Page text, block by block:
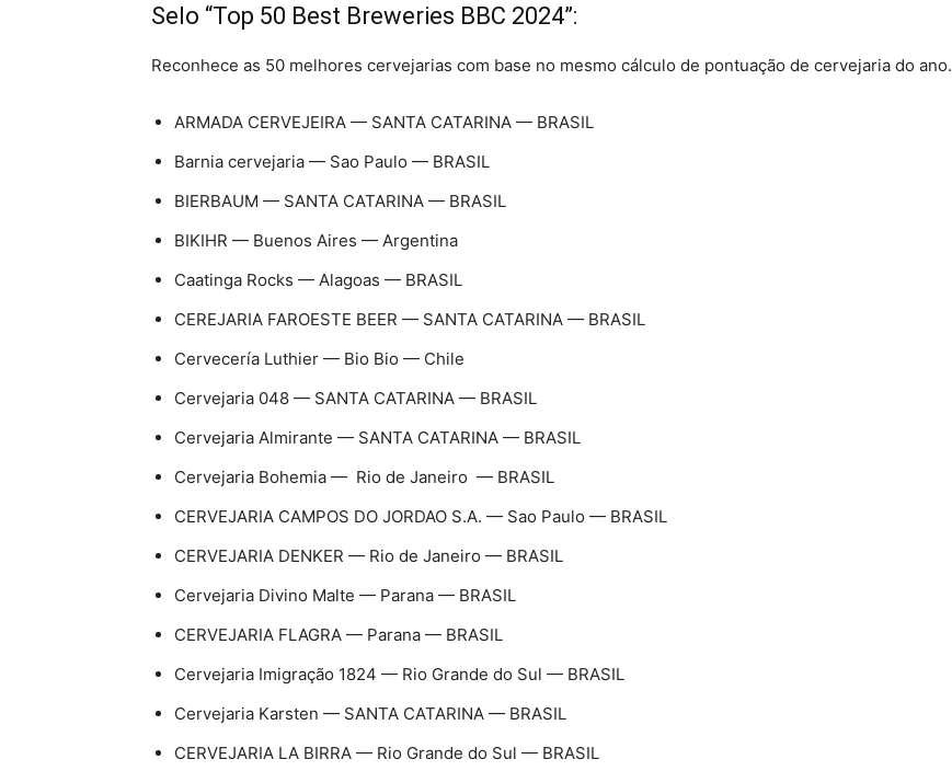
Selo “Top 50 Best Breweries BBC 2024”:
Reconhece as 50 melhores cervejarias com base no mesmo cálculo de pontuação de cervejaria do ano.
ARMADA CERVEJEIRA — SANTA CATARINA — BRASIL
Barnia cervejaria — Sao Paulo — BRASIL
BIERBAUM — SANTA CATARINA — BRASIL
BIKIHR — Buenos Aires — Argentina
Caatinga Rocks — Alagoas — BRASIL
CEREJARIA FAROESTE BEER — SANTA CATARINA — BRASIL
Cervecería Luthier — Bio Bio — Chile
Cervejaria 048 — SANTA CATARINA — BRASIL
Cervejaria Almirante — SANTA CATARINA — BRASIL
Cervejaria Bohemia — Rio de Janeiro — BRASIL
CERVEJARIA CAMPOS DO JORDAO S.A. — Sao Paulo — BRASIL
CERVEJARIA DENKER — Rio de Janeiro — BRASIL
Cervejaria Divino Malte — Parana — BRASIL
CERVEJARIA FLAGRA — Parana — BRASIL
Cervejaria Imigração 1824 — Rio Grande do Sul — BRASIL
Cervejaria Karsten — SANTA CATARINA — BRASIL
CERVEJARIA LA BIRRA — Rio Grande do Sul — BRASIL